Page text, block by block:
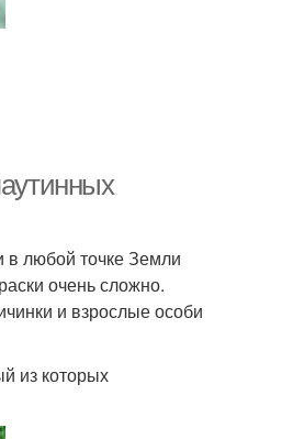
в любой точке Земли
очень сложно.
и взрослые особи
из которых